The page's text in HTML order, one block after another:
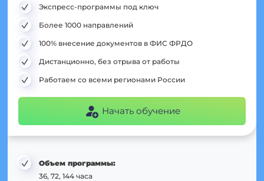
Экспресс-программы под ключ
Более 1000 направлений
100% внесение документов в ФИС ФРДО
Дистанционно, без отрыва от работы
Работаем со всеми регионами России
Начать обучение
Объем программы:
36, 72, 144 часа